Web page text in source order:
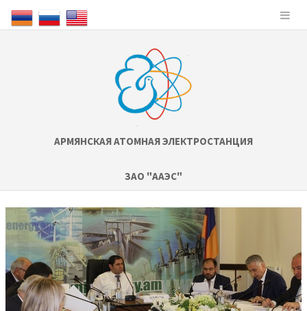
АРМЯНСКАЯ АТОМНАЯ ЭЛЕКТРОСТАНЦИЯ
ЗАО "ААЭС"